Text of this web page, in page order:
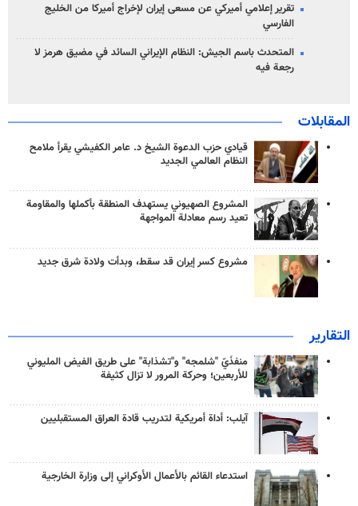
تقرير إعلامي أميركي عن مسعى إيران لإخراج أميركا من الخليج
الفارسي
المتحدث باسم الجيش: النظام الإيراني السائد في مضيق هرمز لا
رجعة فيه
المقابلات
قيادي حزب الدعوة الشيخ د. عامر الكفيشي يقرأ ملامح
النظام العالمي الجديد
المشروع الصهيوني يستهدف المنطقة بأكملها والمقاومة
تعيد رسم معادلة المواجهة
مشروع كسر إيران قد سقط، وبدأت ولادة شرق جديد
التقارير
منفذَيّ "شلمجه" و"تشذابة" على طريق الفيض المليوني
للأربعين؛ وحركة المرور لا تزال كثيفة
آيلب: أداة أمريكية لتدريب قادة العراق المستقبليين
استدعاء القائم بالأعمال الأوكراني إلى وزارة الخارجية